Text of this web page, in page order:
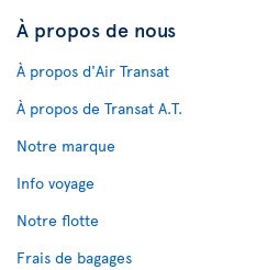
À propos de nous
À propos d'Air Transat
À propos de Transat A.T.
Notre marque
Info voyage
Notre flotte
Frais de bagages